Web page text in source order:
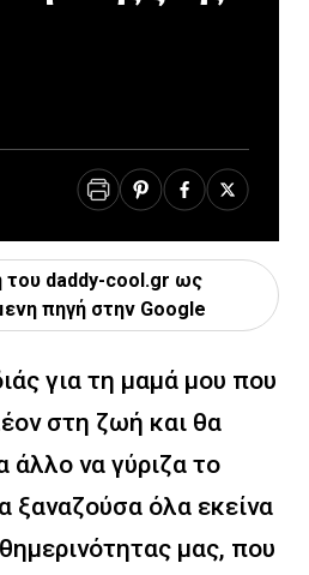
του daddy-cool.gr ως
πηγή στην Google
για τη μαμά μου που
στη ζωή και θα
άλλο να γύριζα το
ξαναζούσα όλα εκείνα
μας, που